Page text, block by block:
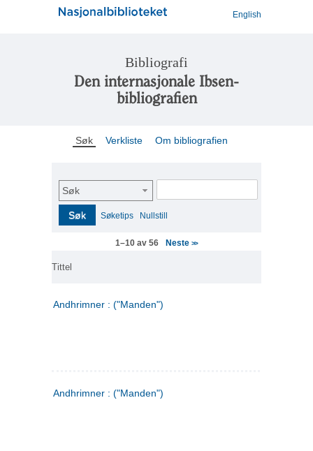
English
Bibliografi
Den internasjonale Ibsen-
bibliografien
Søk Verkliste Om bibliografien
Søk
Søk Søketips Nullstill
1–10 av 56 Neste>>
Tittel
Andhrimner : ("Manden")
Andhrimner : ("Manden")